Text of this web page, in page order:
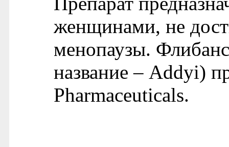
женщинами, не
менопаузы.
название – Addyi)
Pharmaceuticals.